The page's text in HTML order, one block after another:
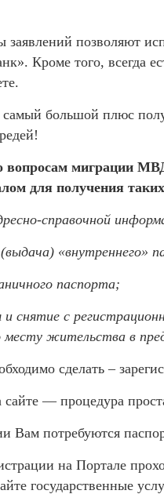
позволяют
Кроме того, всегда
большой плюс
вопросам миграции
для получения таких
справочной
«внутреннего»
паспорта;
снятие с
месту жительства в
сделать –
сайте — процедура
Вам потребуются
на Портале
государственные